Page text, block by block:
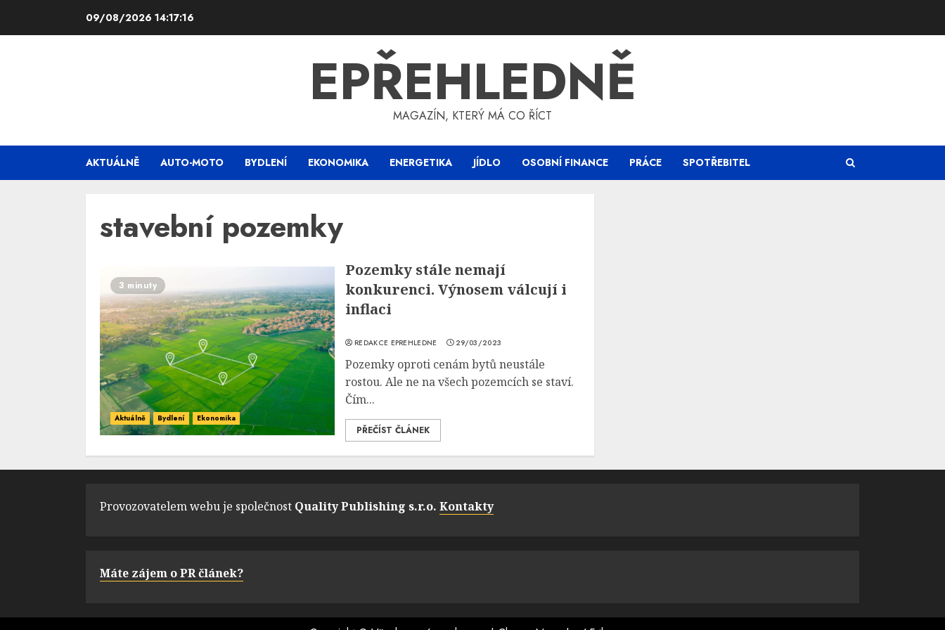
09/08/2026 14:17:16
EPŘEHLEDNĚ
MAGAZÍN, KTERÝ MÁ CO ŘÍCT
AKTUÁLNĚ AUTO-MOTO BYDLENÍ EKONOMIKA ENERGETIKA JÍDLO OSOBNÍ FINANCE PRÁCE SPOTŘEBITEL
stavební pozemky
3 minuty
Aktuálně Bydlení Ekonomika
Pozemky stále nemají
konkurenci. Výnosem válcují i
inflaci
REDAKCE EPREHLEDNE 29/03/2023
Pozemky oproti cenám bytů neustále
rostou. Ale ne na všech pozemcích se staví.
Čím...
PŘEČÍST ČLÁNEK
Provozovatelem webu je společnost Quality Publishing s.r.o. Kontakty
Máte zájem o PR článek?